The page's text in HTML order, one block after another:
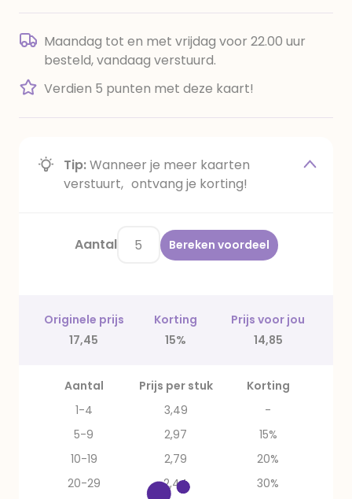
Maandag tot en met vrijdag voor 22.00 uur
besteld, vandaag verstuurd.
Verdien 5 punten met deze kaart!
Tip:Wanneer je meer kaarten
verstuurt, ontvang je korting!
Aantal Bereken voordeel
Originele prijs Korting
Prijs voor jou
17,45
15% 14,85
Aantal Prijs per stuk
Korting
1-4
3,49
-
5-9
2,97
15%
10-19
2,79
20%
20-29
2,44
30%